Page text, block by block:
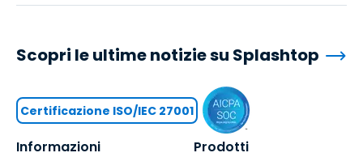
Informazioni Prodotti
Scopri le ultime notizie su Splashtop
Certificazione ISO/IEC 27001